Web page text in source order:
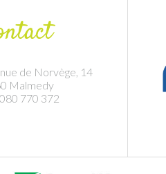
de Norvège, 14
Malmedy
770 372